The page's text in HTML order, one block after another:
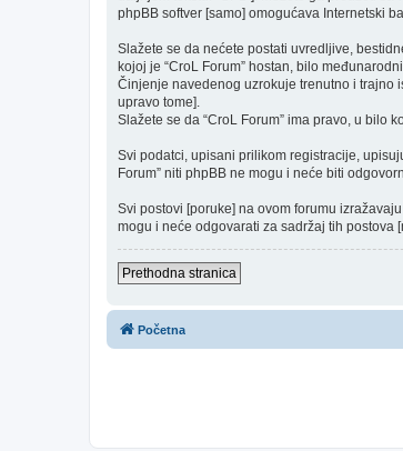
phpBB softver [samo] omogućava Internetski
Slažete se da nećete postati uvredljive,
kojoj je “CroL Forum” hostan, bilo
Činjenje navedenog uzrokuje trenutno i trajno
upravo tome].
Slažete se da “CroL Forum” ima pravo, u bilo
Svi podatci, upisani prilikom registracije,
Forum” niti phpBB ne mogu i neće biti
Svi postovi [poruke] na ovom forumu
mogu i neće odgovarati za sadržaj tih postova
Prethodna stranica
Početna